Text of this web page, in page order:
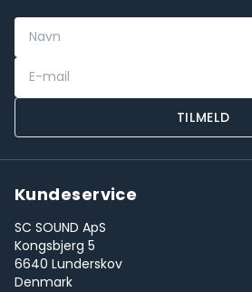
TILMELD
Kundeservice
SC SOUND ApS
Kongsbjerg 5
6640 Lunderskov
Denmark